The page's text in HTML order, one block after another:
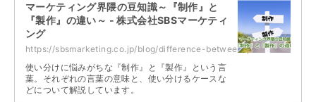
マーケティング界隈の豆知識～『制作』と
『製作』の違い～ - 株式会社SBSマーケティ
ング
https://sbsmarketing.co.jp/blog/difference-between-production-and-manufacture...
使い分けに悩みがちな『制作』と『製作』という言
葉。それぞれの言葉の意味と、使い分けるケースな
どについて解説しています。